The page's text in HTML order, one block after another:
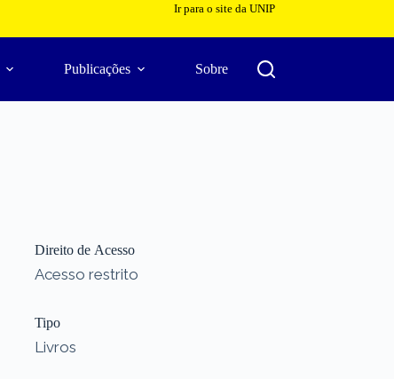
Ir para o site da UNIP
Publicações Sobre
Direito de Acesso
Acesso restrito
Tipo
Livros